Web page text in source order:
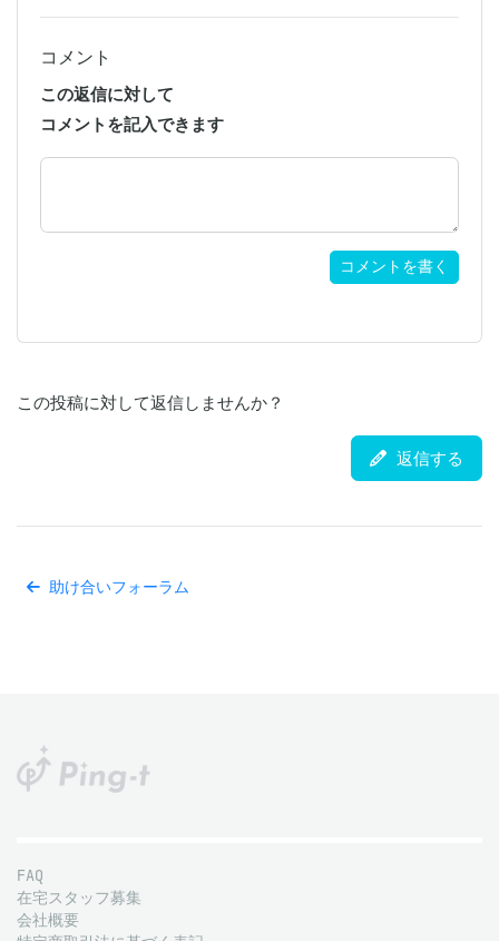
コメント
この返信に対して
コメントを記入できます
コメントを書く
この投稿に対して返信しませんか？
返信する
助け合いフォーラム
FAQ
在宅スタッフ募集
会社概要